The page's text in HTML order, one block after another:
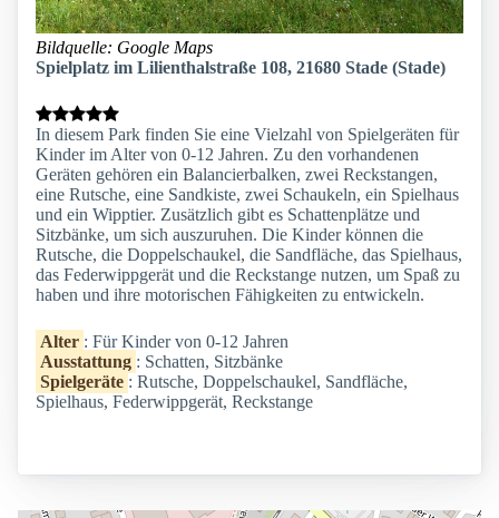
Bildquelle: Google Maps
Spielplatz im Lilienthalstraße 108, 21680 Stade (Stade)
In diesem Park finden Sie eine Vielzahl von Spielgeräten für
Kinder im Alter von 0-12 Jahren. Zu den vorhandenen
Geräten gehören ein Balancierbalken, zwei Reckstangen,
eine Rutsche, eine Sandkiste, zwei Schaukeln, ein Spielhaus
und ein Wipptier. Zusätzlich gibt es Schattenplätze und
Sitzbänke, um sich auszuruhen. Die Kinder können die
Rutsche, die Doppelschaukel, die Sandfläche, das Spielhaus,
das Federwippgerät und die Reckstange nutzen, um Spaß zu
haben und ihre motorischen Fähigkeiten zu entwickeln.
Alter : Für Kinder von 0-12 Jahren
Ausstattung : Schatten, Sitzbänke
Spielgeräte : Rutsche, Doppelschaukel, Sandfläche,
Spielhaus, Federwippgerät, Reckstange